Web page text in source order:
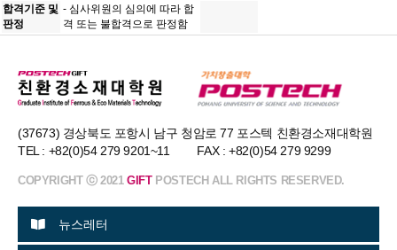
합격기준 및
판정
- 심사위원의 심의에 따라 합
격 또는 불합격으로 판정함
(37673) 경상북도 포항시 남구 청암로 77 포스텍 친환경소재대학원
TEL : +82(0)54 279 9201~11 FAX : +82(0)54 279 9299
COPYRIGHT ⓒ 2021GIFTPOSTECH ALL RIGHTS RESERVED.
뉴스레터